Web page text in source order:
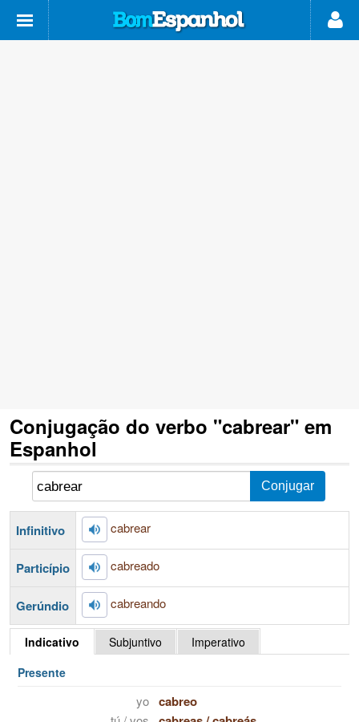
Conjugação do verbo "cabrear" em
Espanhol
Infinitivo cabrear
Particípio cabreado
Gerúndio cabreando
Indicativo Subjuntivo
Imperativo
Presente
yo cabreo